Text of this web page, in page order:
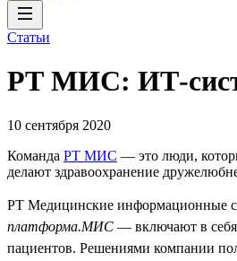
Статьи
РТ МИС: ИТ-
10 сентября 2020
Команда РТ МИС — это люди,
делают здравоохранение
РТ Медицинские информационные
платформа.МИС — включают в
пациентов. Решениями компании